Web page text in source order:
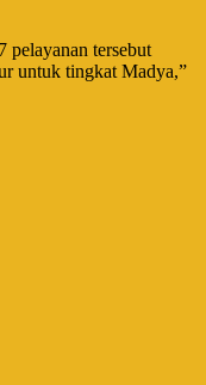
pelayanan tersebut
untuk tingkat Madya,”